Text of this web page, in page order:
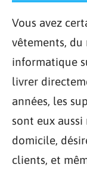
Vous avez
vêtements,
informatique
livrer
années, les
sont eux
domicile,
clients, et